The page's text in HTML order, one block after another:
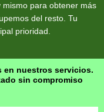
para obtener más
del resto. Tu
prioridad.
en nuestros servicios.
sin compromiso